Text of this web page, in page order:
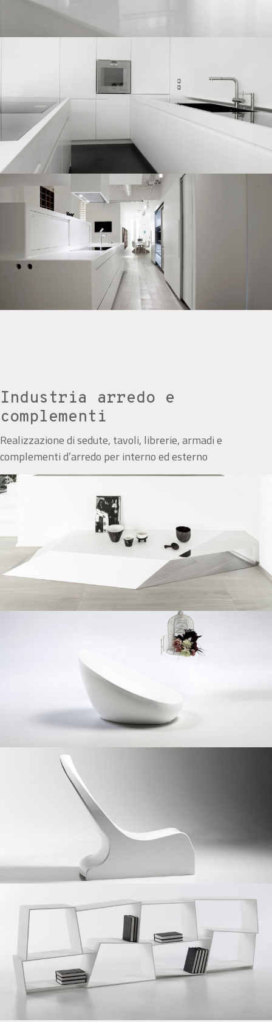
Industria arredo e
complementi
Realizzazione di sedute, tavoli, librerie, armadi e
complementi d’arredo per interno ed esterno